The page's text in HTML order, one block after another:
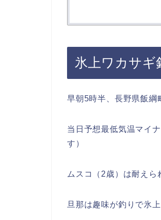
氷上ワカサギ
早朝5時半、長野県飯綱
当日予想最低気温マイ
す）
ムスコ（2歳）は耐えら
旦那は趣味が釣りで氷